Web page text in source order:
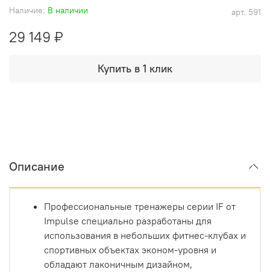
арт. 591
Наличие: В наличии
29 149 ₽
Купить в 1 клик
Описание
Профессиональные тренажеры серии IF от
Impulse специально разработаны для
использования в небольших фитнес-клубах и
спортивных объектах эконом-уровня и
обладают лаконичным дизайном,